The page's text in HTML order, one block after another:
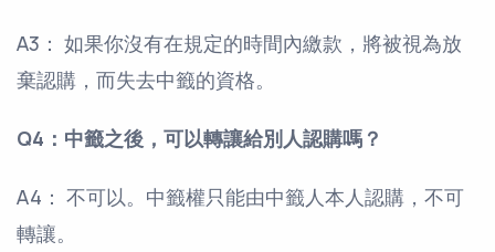
A3： 如果你沒有在規定的時間內繳款，將被視為放
棄認購，而失去中籤的資格。
Q4：中籤之後，可以轉讓給別人認購嗎？
A4： 不可以。中籤權只能由中籤人本人認購，不可
轉讓。